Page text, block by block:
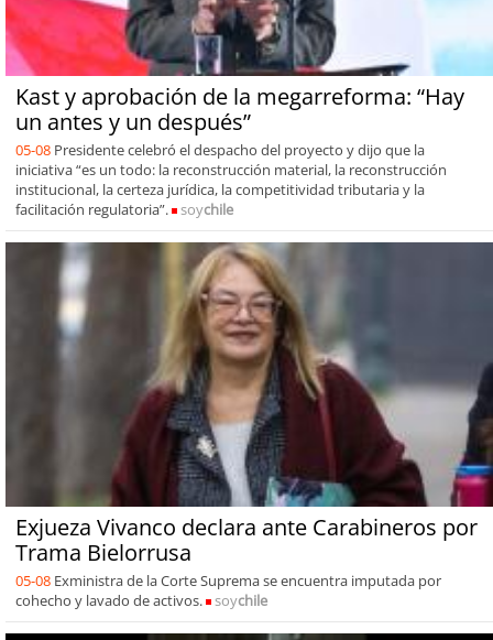
Kast y aprobación de la megarreforma: “Hay
un antes y un después”
05-08 Presidente celebró el despacho del proyecto y dijo que la
iniciativa “es un todo: la reconstrucción material, la reconstrucción
institucional, la certeza jurídica, la competitividad tributaria y la
facilitación regulatoria”.
soychile
Exjueza Vivanco declara ante Carabineros por
Trama Bielorrusa
05-08 Exministra de la Corte Suprema se encuentra imputada por
cohecho y lavado de activos.
soychile